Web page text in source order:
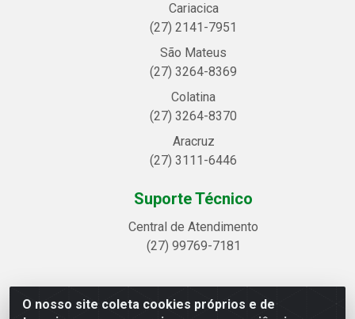
O nosso site coleta cookies próprios e de
Cariacica
(27) 2141-7951
São Mateus
(27) 3264-8369
Colatina
(27) 3264-8370
Aracruz
(27) 3111-6446
Suporte Técnico
Central de Atendimento
(27) 99769-7181
Linhavix Distribuidora LTDA - Avenida Alegre, 2521 -